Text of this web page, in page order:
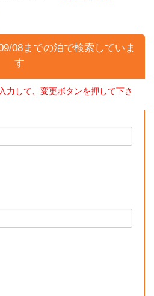
08までの泊で検索していま
す
力して、変更ボタンを押して下さ